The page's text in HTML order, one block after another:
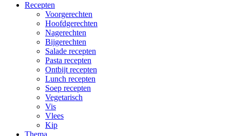
Recepten
Voorgerechten
Hoofdgerechten
Nagerechten
Bijgerechten
Salade recepten
Pasta recepten
Ontbijt recepten
Lunch recepten
Soep recepten
Vegetarisch
Vis
Vlees
Kip
Thema